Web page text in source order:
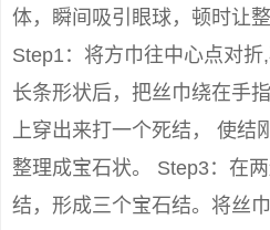
体，瞬间吸引眼球，顿时让
Step1：将方巾往中心点对
长条形状后，把丝巾绕在手
上穿出来打一个死结， 使结
整理成宝石状。 Step3：在
结，形成三个宝石结。将丝